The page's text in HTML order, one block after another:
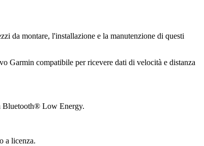
da montare, l'installazione e la manutenzione di questi
Garmin compatibile per ricevere dati di velocità e distanza
Bluetooth® Low Energy.
a licenza.